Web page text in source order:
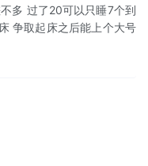
多 过了20可以只睡7个到
争取起床之后能上个大号
常重要!!!本人好养生 下面